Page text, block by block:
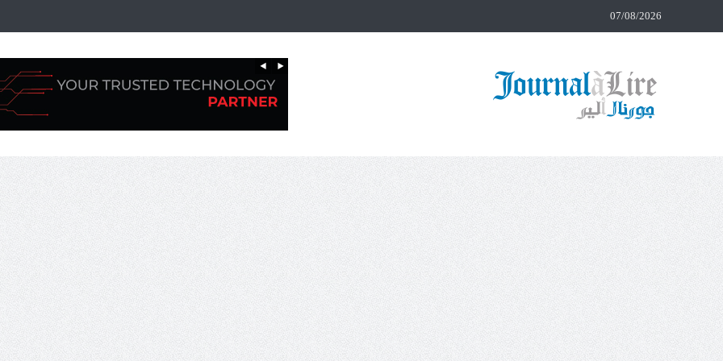
07/08/2026